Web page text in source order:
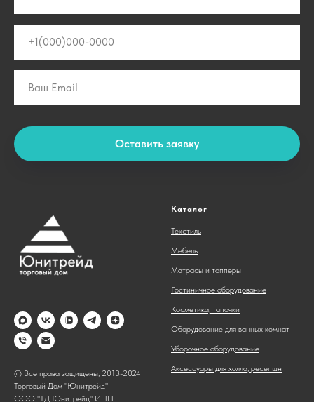
Оставить заявку
© Все права защищены, 2013-2024
Торговый Дом "Юнитрейд"
ООО "ТД Юнитрейд" ИНН
Каталог
Текстиль
Мебель
Матрасы и топперы
Гостиничное оборудование
Косметика, тапочки
Оборудование для ванных комнат
Уборочное оборудование
Аксессуары для холла, ресепшн